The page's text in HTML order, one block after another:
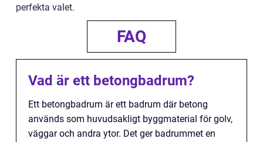
perfekta valet.
FAQ
Vad är ett betongbadrum?
Ett betongbadrum är ett badrum där betong
används som huvudsakligt byggmaterial för golv,
väggar och andra ytor. Det ger badrummet en